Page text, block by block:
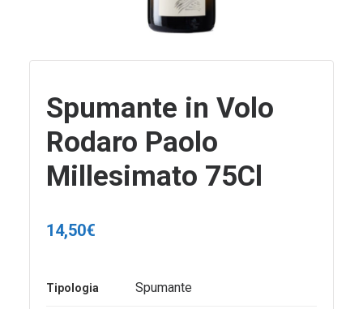
Spumante in Volo
Rodaro Paolo
Millesimato 75Cl
14,50€
Tipologia Spumante